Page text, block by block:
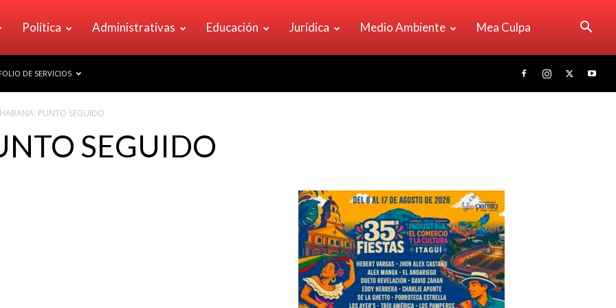
Política Administrativas Educación Jurídica Medio Ambiente Mea Culpa
DE SERVICIOS
PUNTO SEGUIDO
SEGUIDO